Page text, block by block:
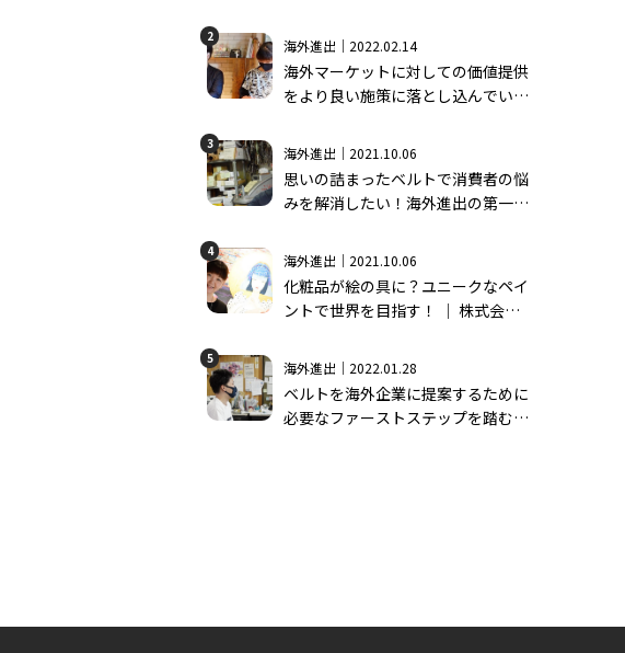
2
海外進出｜2022.02.14
海外マーケットに対しての価値提供
をより良い施策に落とし込んでいく
会社モーンガータ＃2
3
海外進出｜2021.10.06
思いの詰まったベルトで消費者の悩
みを解消したい！海外進出の第一歩
4
海外進出｜2021.10.06
化粧品が絵の具に？ユニークなペイ
ントで世界を目指す！ │ 株式会社
5
海外進出｜2022.01.28
ベルトを海外企業に提案するために
必要なファーストステップを踏む